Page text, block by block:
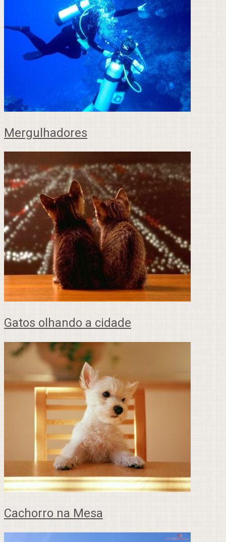
Mergulhadores
Gatos olhando a cidade
Cachorro na Mesa